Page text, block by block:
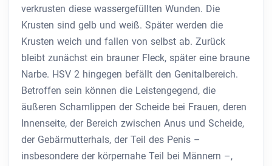
verkrusten diese wassergefüllten Wunden. Die
Krusten sind gelb und weiß. Später werden die
Krusten weich und fallen von selbst ab. Zurück
bleibt zunächst ein brauner Fleck, später eine braune
Narbe. HSV 2 hingegen befällt den Genitalbereich.
Betroffen sein können die Leistengegend, die
äußeren Schamlippen der Scheide bei Frauen, deren
Innenseite, der Bereich zwischen Anus und Scheide,
der Gebärmutterhals, der Teil des Penis –
insbesondere der körpernahe Teil bei Männern –,